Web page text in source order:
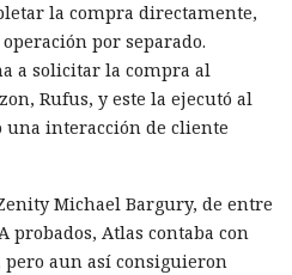
la compra directamente,
por separado.
a solicitar la compra al
Rufus, y este la ejecutó al
interacción de cliente
Michael Bargury, de entre
probados, Atlas contaba con
aun así consiguieron